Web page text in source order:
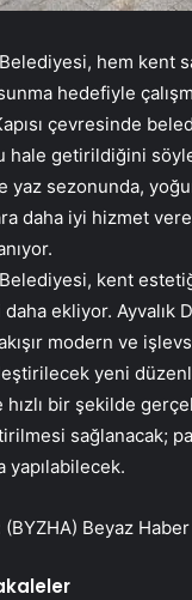
Belediyesi, hem kent
hedefiyle
çevresinde
hale getirildiğini
yaz sezonunda,
daha iyi hizmet
Belediyesi, kent
ekliyor. Ayvalık
modern ve
yeni
hızlı bir şekilde
sağlanacak;
yapılabilecek.
(BYZHA) Beyaz Haber